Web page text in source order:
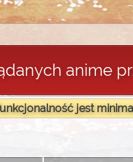
anime
jest